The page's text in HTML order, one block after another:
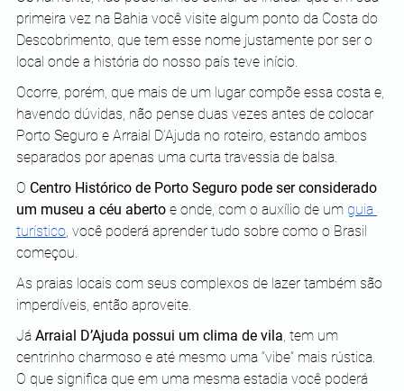
primeira vez na Bahia você visite algum ponto da Costa do
Descobrimento, que tem esse nome justamente por ser o
local onde a história do nosso país teve início.
Ocorre, porém, que mais de um lugar compõe essa costa e,
havendo dúvidas, não pense duas vezes antes de colocar
Porto Seguro e Arraial D’Ajuda no roteiro, estando ambos
separados por apenas uma curta travessia de balsa.
O Centro Histórico de Porto Seguro pode ser considerado
um museu a céu aberto e onde, com o auxílio de um guia
turístico, você poderá aprender tudo sobre como o Brasil
começou.
As praias locais com seus complexos de lazer também são
imperdíveis, então aproveite.
Já Arraial D’Ajuda possui um clima de vila, tem um
centrinho charmoso e até mesmo uma “vibe” mais rústica.
O que significa que em uma mesma estadia você poderá